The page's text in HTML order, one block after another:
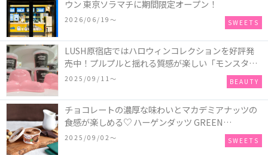
ウン 東京ソラマチに期間限定オープン！
2026/06/19〜 SWEETS
LUSH原宿店ではハロウィンコレクションを好評発
売中！プルプルと揺れる質感が楽しい「モンスター
オクトパス」や定番の「ゴースティー」「パンキン
2025/09/11〜 BEAUTY
チョコレートの濃厚な味わいとマカデミアナッツの
食感が楽しめる♡ ハーゲンダッツ GREEN
CRAFT(グリーンクラフト) ミニカップ『チョコレー
2025/09/02〜 SWEETS